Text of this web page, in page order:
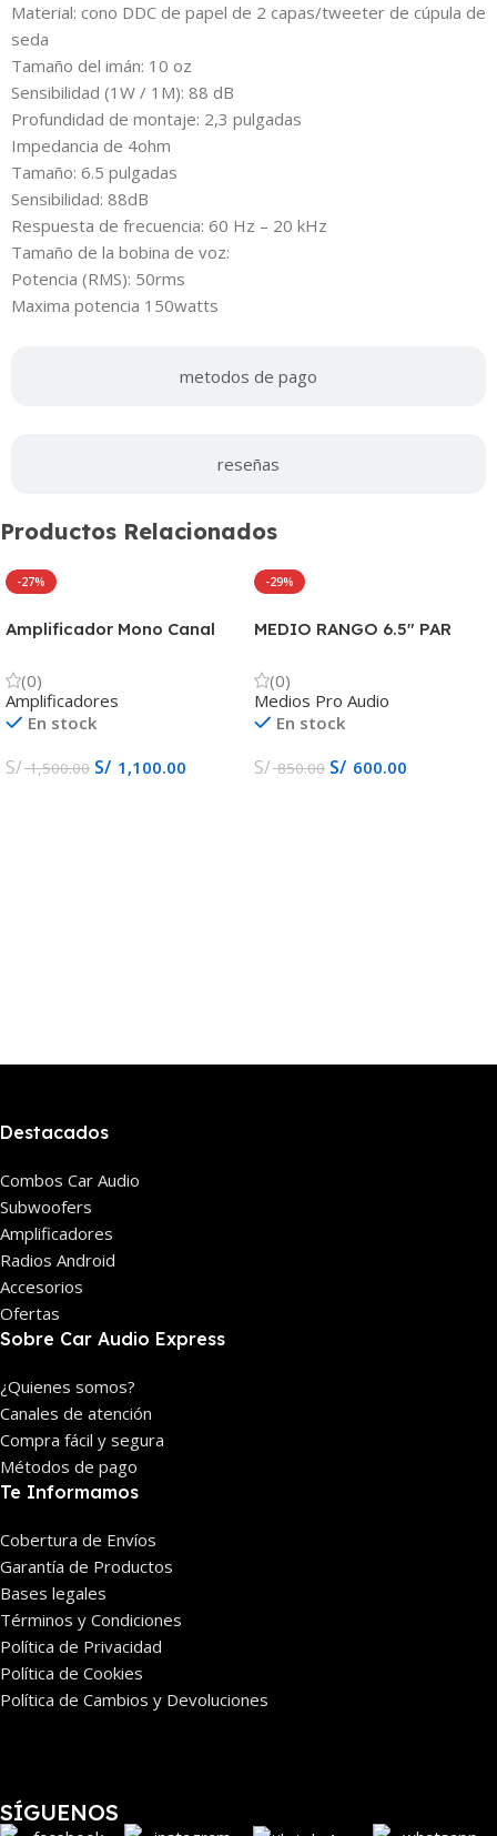
metodos de pago
reseñas
Material: cono DDC de papel de 2 capas/tweeter de cúpula de
seda
Tamaño del imán: 10 oz
Sensibilidad (1W / 1M): 88 dB
Profundidad de montaje: 2,3 pulgadas
Impedancia de 4ohm
Tamaño: 6.5 pulgadas
Sensibilidad: 88dB
Respuesta de frecuencia: 60 Hz – 20 kHz
Tamaño de la bobina de voz:
Potencia (RMS): 50rms
Maxima potencia 150watts
Productos Relacionados
-27%
Amplificador Mono Canal
HYPNOTIC AUDIO
(0)
Amplificadores
En stock
S/1,500.00 S/ 1,100.00
-29%
MEDIO RANGO 6.5″ PAR
(0)
Medios Pro Audio
En stock
S/850.00 S/ 600.00
Destacados
Combos Car Audio
Subwoofers
Amplificadores
Radios Android
Accesorios
Ofertas
Sobre Car Audio Express
¿Quienes somos?
Canales de atención
Compra fácil y segura
Métodos de pago
Te Informamos
Cobertura de Envíos
Garantía de Productos
Bases legales
Términos y Condiciones
Política de Privacidad
Política de Cookies
Política de Cambios y Devoluciones
SÍGUENOS